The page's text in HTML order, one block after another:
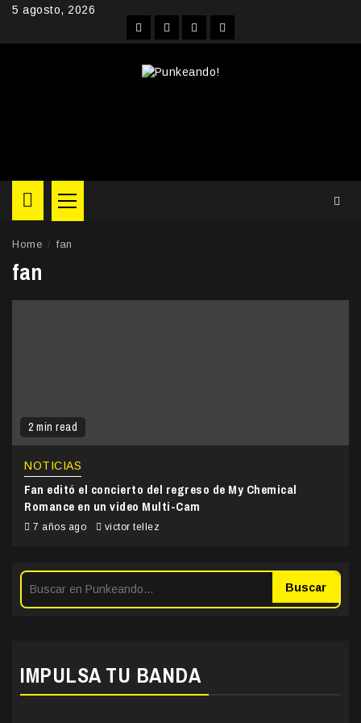
Skip5 agosto, 2026
FacebookInstagram
YouTubeTwitter
Primary
Menu
Home fan
fan
2 min read
NOTICIAS
Fan editó el concierto del regreso de My Chemical
Romance en un video Multi-Cam
7 años ago victor tellez
Buscar
IMPULSA TU BANDA